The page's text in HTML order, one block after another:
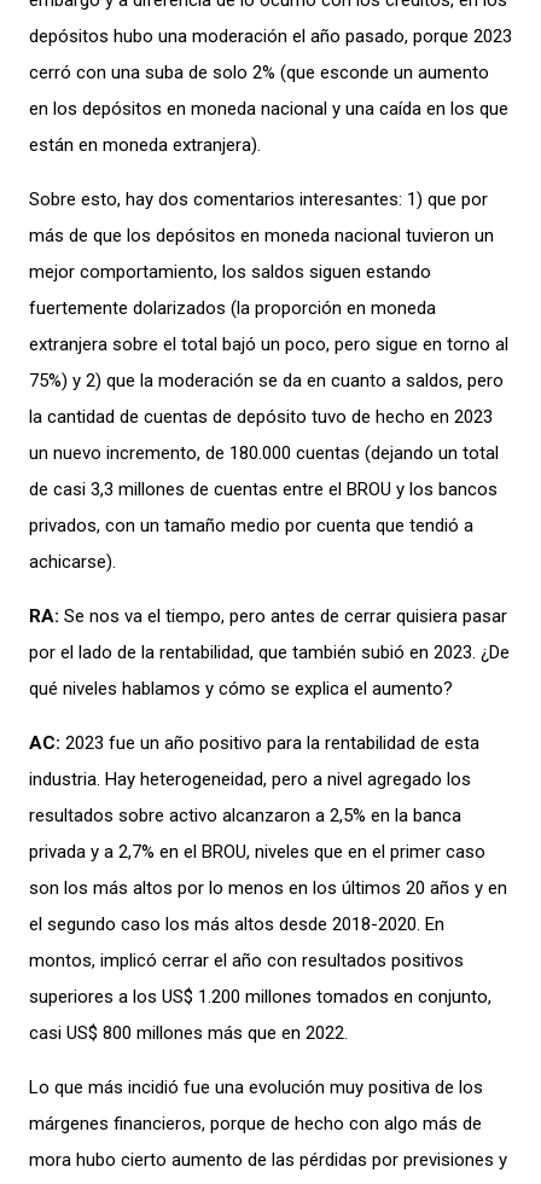
depósitos hubo una moderación el año pasado, porque 2023
cerró con una suba de solo 2% (que esconde un aumento
en los depósitos en moneda nacional y una caída en los que
están en moneda extranjera).
Sobre esto, hay dos comentarios interesantes: 1) que por
más de que los depósitos en moneda nacional tuvieron un
mejor comportamiento, los saldos siguen estando
fuertemente dolarizados (la proporción en moneda
extranjera sobre el total bajó un poco, pero sigue en torno al
75%) y 2) que la moderación se da en cuanto a saldos, pero
la cantidad de cuentas de depósito tuvo de hecho en 2023
un nuevo incremento, de 180.000 cuentas (dejando un total
de casi 3,3 millones de cuentas entre el BROU y los bancos
privados, con un tamaño medio por cuenta que tendió a
achicarse).
RA: Se nos va el tiempo, pero antes de cerrar quisiera pasar
por el lado de la rentabilidad, que también subió en 2023. ¿De
qué niveles hablamos y cómo se explica el aumento?
AC: 2023 fue un año positivo para la rentabilidad de esta
industria. Hay heterogeneidad, pero a nivel agregado los
resultados sobre activo alcanzaron a 2,5% en la banca
privada y a 2,7% en el BROU, niveles que en el primer caso
son los más altos por lo menos en los últimos 20 años y en
el segundo caso los más altos desde 2018-2020. En
montos, implicó cerrar el año con resultados positivos
superiores a los US$ 1.200 millones tomados en conjunto,
casi US$ 800 millones más que en 2022.
Lo que más incidió fue una evolución muy positiva de los
márgenes financieros, porque de hecho con algo más de
mora hubo cierto aumento de las pérdidas por previsiones y